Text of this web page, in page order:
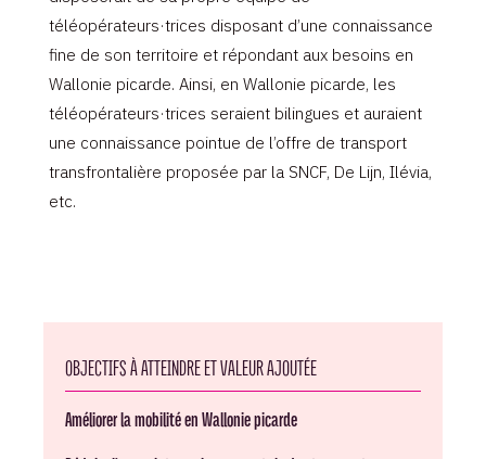
téléopérateurs·trices disposant d’une connaissance
fine de son territoire et répondant aux besoins en
Wallonie picarde. Ainsi, en Wallonie picarde, les
téléopérateurs·trices seraient bilingues et auraient
une connaissance pointue de l’offre de transport
transfrontalière proposée par la SNCF, De Lijn, Ilévia,
etc.
OBJECTIFS À ATTEINDRE ET VALEUR AJOUTÉE
Améliorer la mobilité en Wallonie picarde